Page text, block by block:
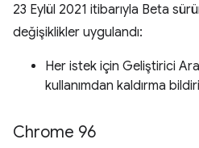
23 Eylül 2021 itibarıyla Beta
değişiklikler uygulandı:
Her istek için Geliştirici
kullanımdan kaldırma
Chrome 96